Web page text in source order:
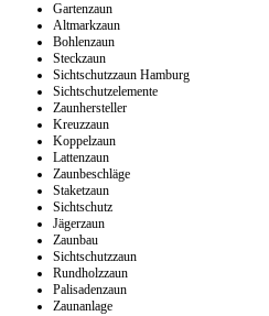
Gartenzaun
Altmarkzaun
Bohlenzaun
Steckzaun
Sichtschutzzaun Hamburg
Sichtschutzelemente
Zaunhersteller
Kreuzzaun
Koppelzaun
Lattenzaun
Zaunbeschläge
Staketzaun
Sichtschutz
Jägerzaun
Zaunbau
Sichtschutzzaun
Rundholzzaun
Palisadenzaun
Zaunanlage